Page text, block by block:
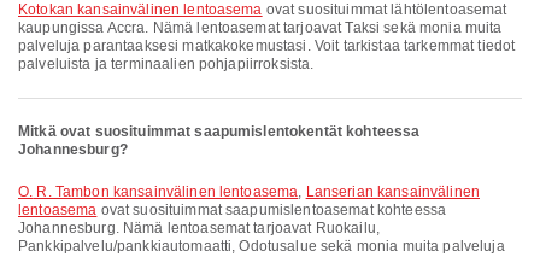
Kotokan kansainvälinen lentoasema ovat suosituimmat lähtölentoasemat
kaupungissa Accra. Nämä lentoasemat tarjoavat Taksi sekä monia muita
palveluja parantaaksesi matkakokemustasi. Voit tarkistaa tarkemmat tiedot
palveluista ja terminaalien pohjapiirroksista.
Mitkä ovat suosituimmat saapumislentokentät kohteessa
Johannesburg?
O. R. Tambon kansainvälinen lentoasema, Lanserian kansainvälinen
lentoasema ovat suosituimmat saapumislentoasemat kohteessa
Johannesburg. Nämä lentoasemat tarjoavat Ruokailu,
Pankkipalvelu/pankkiautomaatti, Odotusalue sekä monia muita palveluja